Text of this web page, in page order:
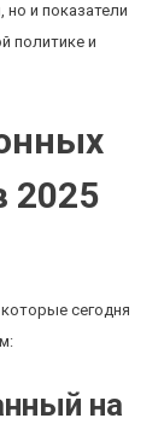
и показатели
политике и
2025
сегодня
на